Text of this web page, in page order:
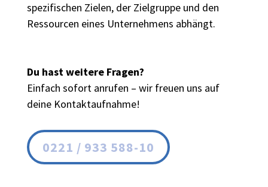
spezifischen Zielen, der Zielgruppe und den
Ressourcen eines Unternehmens abhängt.
Du hast weitere Fragen?
Einfach sofort anrufen – wir freuen uns auf
deine Kontaktaufnahme!
0221 / 933 588-10